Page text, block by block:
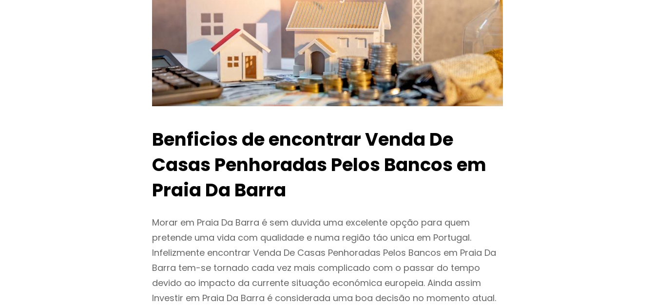
Benficios de encontrar Venda De
Casas Penhoradas Pelos Bancos em
Praia Da Barra
Morar em Praia Da Barra é sem duvida uma excelente opção para quem
pretende uma vida com qualidade e numa região táo unica em Portugal.
Infelizmente encontrar Venda De Casas Penhoradas Pelos Bancos em Praia Da
Barra tem-se tornado cada vez mais complicado com o passar do tempo
devido ao impacto da currente situação económica europeia. Ainda assim
Investir em Praia Da Barra é considerada uma boa decisão no momento atual.